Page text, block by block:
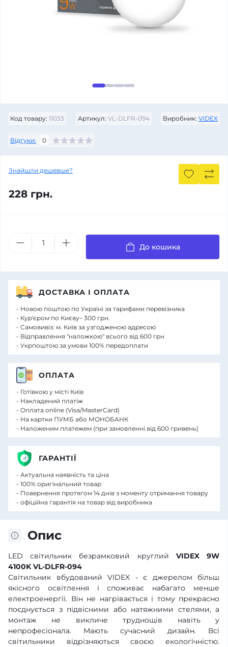
Код товару: 11033 Артикул: VL-DLFR-094 Виробник: VIDEX
Відгуки: 0
Знайшли дешевше?
228 грн.
До кошика
Опис
LED світильник безрамковий круглий VIDEX 9W
4100K VL-DLFR-094
Світильник вбудований VIDEX - є джерелом більш
якісного освітлення і споживає набагато менше
електроенергії. Він не нагрівається і тому прекрасно
поєднується з підвісними або натяжними стелями, а
монтаж не викличе труднощів навіть у
непрофесіонала. Мають сучасний дизайн. Всі
світильники відрізняються своєю екологічністю.
ДОСТАВКА І ОПЛАТА
- Новою поштою по Україні за тарифами перевізника
- Кур'єром по Києву– 300 грн.
- Самовивіз: м. Київ за узгодженою адресою
- Відправлення "наложкою" всього від 600 грн
- Укрпоштою за умови 100% передоплати
ОПЛАТА
- Готівкою у місті Київ
- Накладений платіж
- Оплата online (Visa/MasterCard)
- На картки ПУМБ або МОНОБАНК
- Наложеним платежем (при замовленні від 600 гривень)
ГАРАНТІЇ
- Актуальна наявність та ціна
- 100% оригінальний товар
- Повернення протягом 14 днів з моменту отримання товару
- офіційна гарантія на товар від виробника